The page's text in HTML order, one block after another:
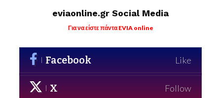
eviaonline.gr Social Media
Για να είστε πάντα EVIA online
Facebook Like
X Follow